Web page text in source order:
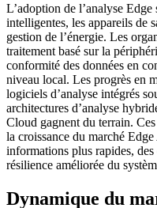
L’adoption de l’analyse
intelligentes, les appareils de
gestion de l’énergie. Les
traitement basé sur la
conformité des données en
niveau local. Les progrès en
logiciels d’analyse intégrés
architectures d’analyse
Cloud gagnent du terrain.
la croissance du marché
informations plus rapides,
résilience améliorée du
Dynamique du